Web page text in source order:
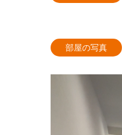
部屋の写真